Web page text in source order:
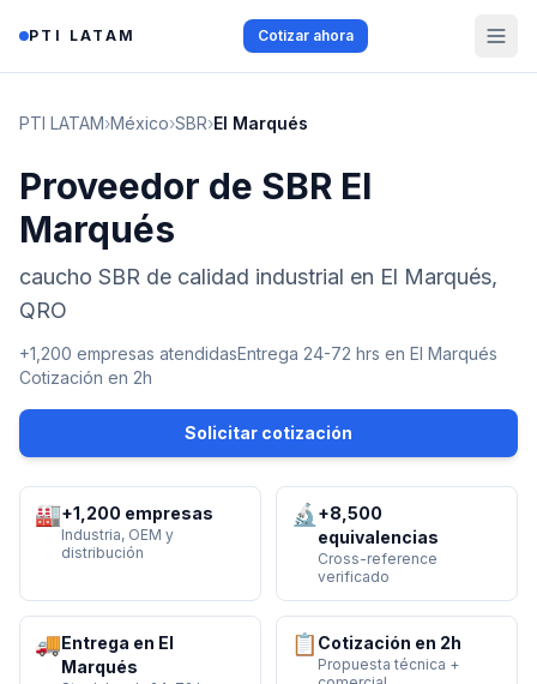
PTI LATAM Cotizar ahora
PTI LATAM›México›SBR›El Marqués
Proveedor de SBR El
Marqués
caucho SBR de calidad industrial en El Marqués,
QRO
+1,200 empresas atendidasEntrega 24-72 hrs en El Marqués
Cotización en 2h
Solicitar cotización
🏭+1,200 empresas
Industria, OEM y
distribución
🔬 +8,500
equivalencias
Cross-reference
verificado
🚚Entrega en El
Marqués
📋 Cotización en 2h
Propuesta técnica +